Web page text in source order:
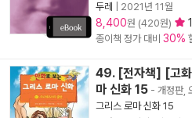
두레
2021년 11월
8,400원 (420원)
종이책 정가 대비 30%
49. [전자책] [고화
마 신화 15 - 개정판,
그리스 로마 신화 15